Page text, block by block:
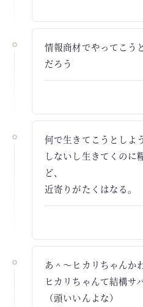
情報商材でやってこう
だろう
何で生きてこうとしよ
しないし生きてくのに
ど、
近寄りがたくはなる。
あ＾～ヒカリちゃんか
ヒカリちゃんて結構サ
（頭いいんよな）